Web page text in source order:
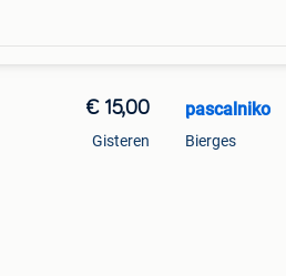
€ 15,00
Gisteren
pascalniko
Bierges